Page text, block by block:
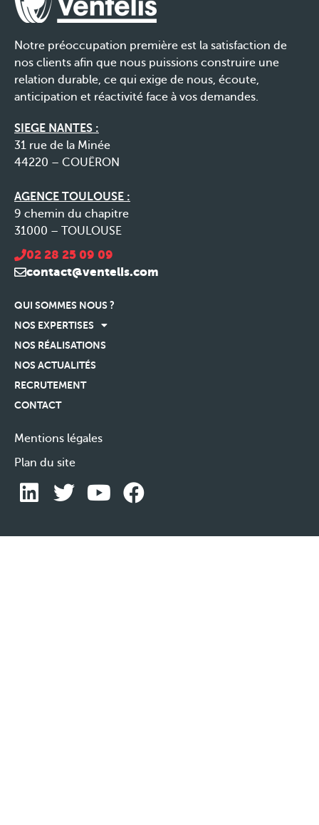
Notre préoccupation première est la satisfaction de
nos clients afin que nous puissions construire une
relation durable, ce qui exige de nous, écoute,
anticipation et réactivité face à vos demandes.
SIEGE NANTES :
31 rue de la Minée
44220 – COUËRON
AGENCE TOULOUSE :
9 chemin du chapitre
31000 – TOULOUSE
02 28 25 09 09
contact@ventelis.com
QUI SOMMES NOUS ?
NOS EXPERTISES
NOS RÉALISATIONS
NOS ACTUALITÉS
RECRUTEMENT
CONTACT
Mentions légales
Plan du site